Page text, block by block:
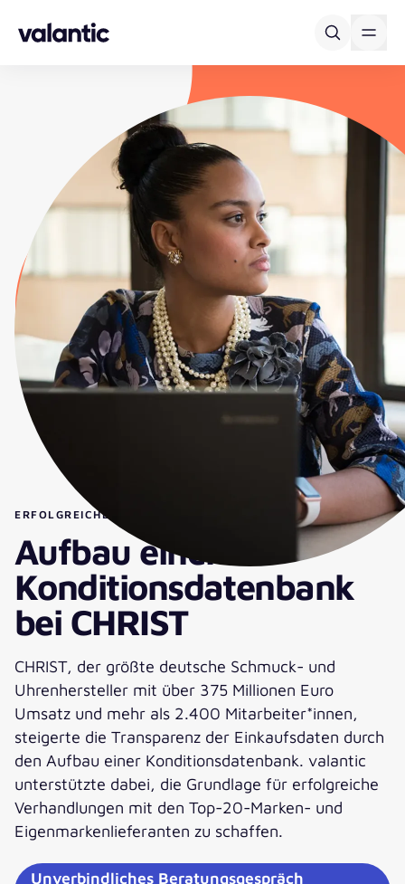
ERFOLGREICHE VERHANDLUNGEN MIT TOP-LIEFERANTEN
Aufbau einer
Konditionsdatenbank
bei CHRIST
CHRIST, der größte deutsche Schmuck- und
Uhrenhersteller mit über 375 Millionen Euro
Umsatz und mehr als 2.400 Mitarbeiter*innen,
steigerte die Transparenz der Einkaufsdaten durch
den Aufbau einer Konditionsdatenbank. valantic
unterstützte dabei, die Grundlage für erfolgreiche
Verhandlungen mit den Top-20-Marken- und
Eigenmarkenlieferanten zu schaffen.
Unverbindliches Beratungsgespräch